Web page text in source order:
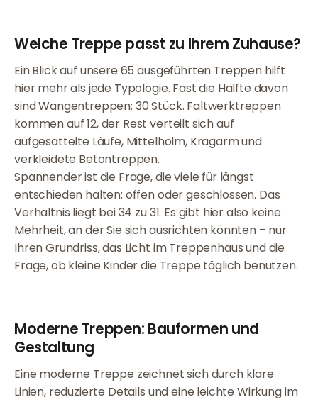
Welche Treppe passt zu Ihrem Zuhause?
Ein Blick auf unsere 65 ausgeführten Treppen hilft
hier mehr als jede Typologie. Fast die Hälfte davon
sind Wangentreppen: 30 Stück. Faltwerktreppen
kommen auf 12, der Rest verteilt sich auf
aufgesattelte Läufe, Mittelholm, Kragarm und
verkleidete Betontreppen.
Spannender ist die Frage, die viele für längst
entschieden halten: offen oder geschlossen. Das
Verhältnis liegt bei 34 zu 31. Es gibt hier also keine
Mehrheit, an der Sie sich ausrichten könnten – nur
Ihren Grundriss, das Licht im Treppenhaus und die
Frage, ob kleine Kinder die Treppe täglich benutzen.
Moderne Treppen: Bauformen und
Gestaltung
Eine moderne Treppe zeichnet sich durch klare
Linien, reduzierte Details und eine leichte Wirkung im